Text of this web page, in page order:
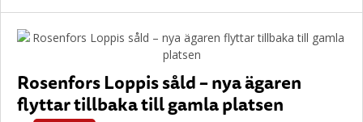
Rosenfors Loppis såld – nya ägaren
flyttar tillbaka till gamla platsen